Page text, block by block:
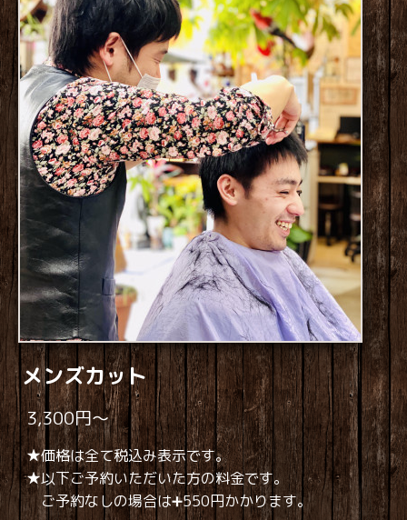
メンズカット
3,300円～
★価格は全て税込み表示です。
★以下ご予約いただいた方の料金です。
ご予約なしの場合は➕550円かかります。